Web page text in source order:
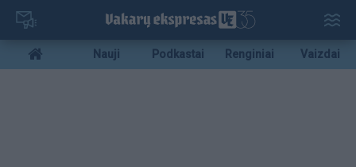
Pereiti
pagrindinį
turinį
Mobile
menu
Nauji Podkastai Renginiai Vaizdai